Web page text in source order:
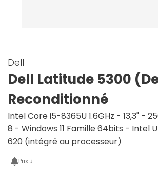
Dell
Dell Latitude 5300
Reconditionné
Intel Core i5-8365U 1.6GHz - 13,3" -
8 - Windows 11 Famille 64bits - Intel
620 (intégré au processeur)
Prix ↓